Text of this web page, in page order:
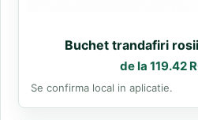
Buchet trandafiri
de la 119.42
Se confirma local in aplicatie.